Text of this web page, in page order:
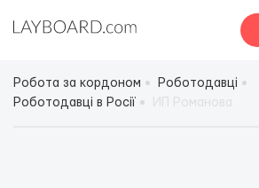
Робота за кордоном
Роботодавці
Роботодавці в Росії